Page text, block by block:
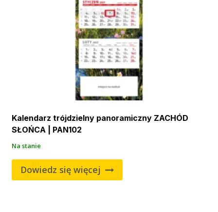
Kalendarz trójdzielny panoramiczny ZACHÓD
SŁOŃCA | PAN102
Na stanie
Dowiedz się więcej